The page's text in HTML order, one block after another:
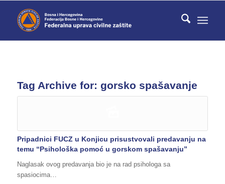
Tag Archive for: gorsko spašavanje
Pripadnici FUCZ u Konjicu prisustvovali predavanju na
temu “Psihološka pomoć u gorskom spašavanju”
Naglasak ovog predavanja bio je na rad psihologa sa
spasiocima…